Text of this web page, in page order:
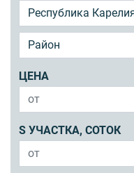
ЦЕНА
S УЧАСТКА, СОТОК